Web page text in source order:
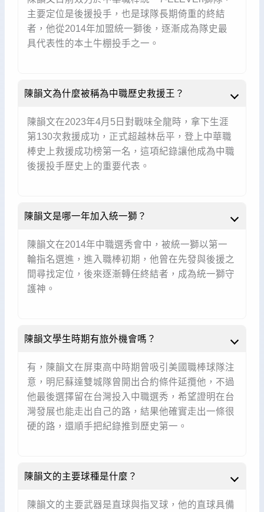
主要定位是後援投手，也是球隊長期倚重的終結
者，他從2014年加盟統一獅後，逐漸成為隊史最
具代表性的本土牛棚投手之一。
陳韻文為什麼被稱為中職歷史救援王？
陳韻文在2023年4月5日對戰味全龍時，拿下生涯
第130次救援成功，正式超越林岳平，登上中華職
棒史上救援成功榜第一名，這項紀錄讓他成為中職
後援投手歷史上的重要代表。
陳韻文是哪一年加入統一獅？
陳韻文在2014年中職選秀會中，被統一獅以第一
輪指名選進，進入職棒初期，他曾在先發與後援之
間尋找定位，後來逐漸轉任終結者，成為統一獅守
護神。
陳韻文學生時期有旅外機會嗎？
有，陳韻文在屏東高中時期曾吸引美國職棒球隊注
意，明尼蘇達雙城隊曾開出合約條件延攬他，不過
他最後選擇留在台灣投入中職選秀，希望證明在台
灣發展也能走出自己的路，結果他確實走出一條很
硬的路，還順手把紀錄推到歷史第一。
陳韻文的主要球種是什麼？
陳韻文的主要武器是直球與指叉球，他的直球具備